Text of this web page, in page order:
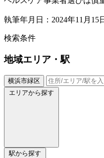
執筆年月日：2024年11月15
検索条件
地域エリア・駅
横浜市緑区
エリアから探す
駅から探す